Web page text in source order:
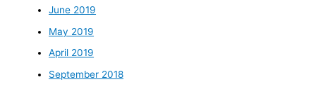
June 2019
May 2019
April 2019
September 2018